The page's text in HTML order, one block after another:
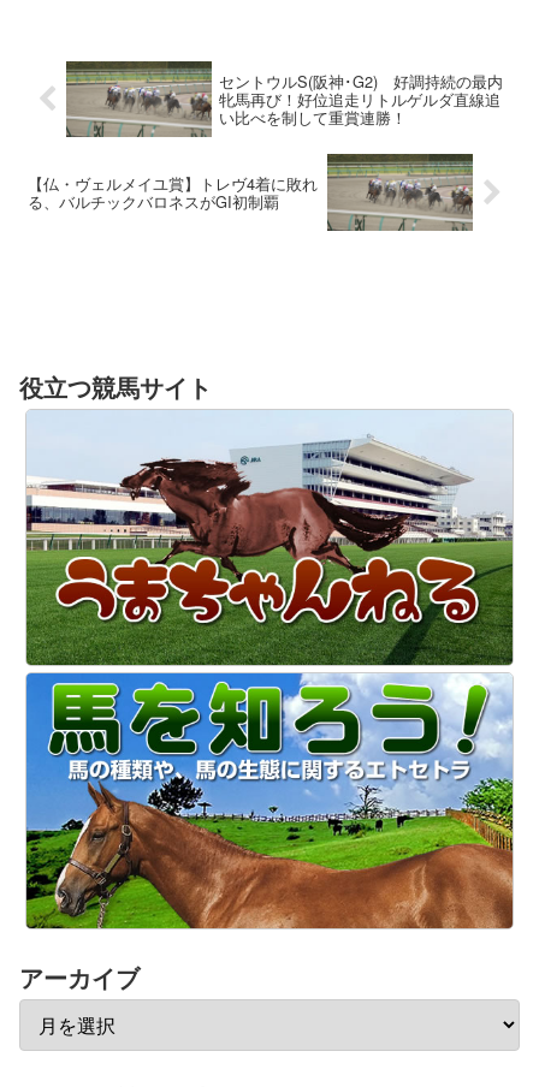
セントウルS(阪神･G2) 好調持続の最内
牝馬再び！好位追走リトルゲルダ直線追
い比べを制して重賞連勝！
【仏・ヴェルメイユ賞】トレヴ4着に敗れ
る、バルチックバロネスがGI初制覇
役立つ競馬サイト
アーカイブ